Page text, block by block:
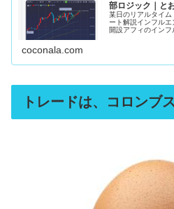
部ロジック｜と
某日のリアルタイ
ート解説インフル
開設アフィのインフ
coconala.com
トレードは、コロンブ